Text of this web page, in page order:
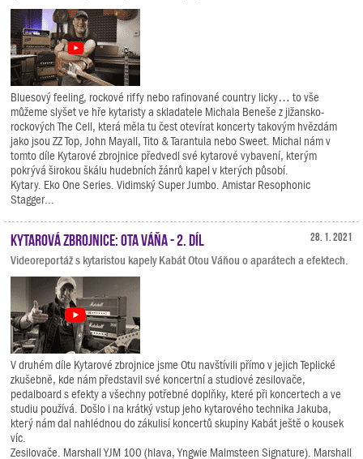
Bluesový feeling, rockové riffy nebo rafinované country licky… to vše
můžeme slyšet ve hře kytaristy a skladatele Michala Beneše z jižansko-
rockových The Cell, která měla tu čest otevírat koncerty takovým hvězdám
jako jsou ZZ Top, John Mayall, Tito & Tarantula nebo Sweet. Michal nám v
tomto díle Kytarové zbrojnice předvedl své kytarové vybavení, kterým
pokrývá širokou škálu hudebních žánrů kapel v kterých působí.
Kytary. Eko One Series. Vidimský Super Jumbo. Amistar Resophonic
Stagger...
28. 1. 2021
Kytarová zbrojnice: Ota Váňa - 2. díl
Videoreportáž s kytaristou kapely Kabát Otou Váňou o aparátech a efektech.
V druhém díle Kytarové zbrojnice jsme Otu navštívili přímo v jejich Teplické
zkušebně, kde nám představil své koncertní a studiové zesilovače,
pedalboard s efekty a všechny potřebné doplňky, které při koncertech a ve
studiu používá. Došlo i na krátký vstup jeho kytarového technika Jakuba,
který nám dal nahlédnou do zákulisí koncertů skupiny Kabát ještě o kousek
víc.
Zesilovače. Marshall YJM 100 (hlava, Yngwie Malmsteen Signature). Marshall